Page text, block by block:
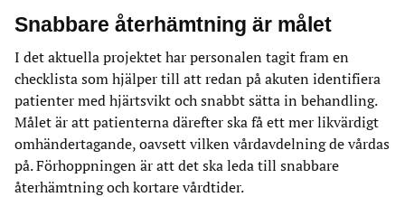
Snabbare återhämtning är målet
I det aktuella projektet har personalen tagit fram en
checklista som hjälper till att redan på akuten identifiera
patienter med hjärtsvikt och snabbt sätta in behandling.
Målet är att patienterna därefter ska få ett mer likvärdigt
omhändertagande, oavsett vilken vårdavdelning de vårdas
på. Förhoppningen är att det ska leda till snabbare
återhämtning och kortare vårdtider.